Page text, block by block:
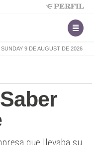
SUNDAY 9 DE AUGUST DE 2026
que llevaba su